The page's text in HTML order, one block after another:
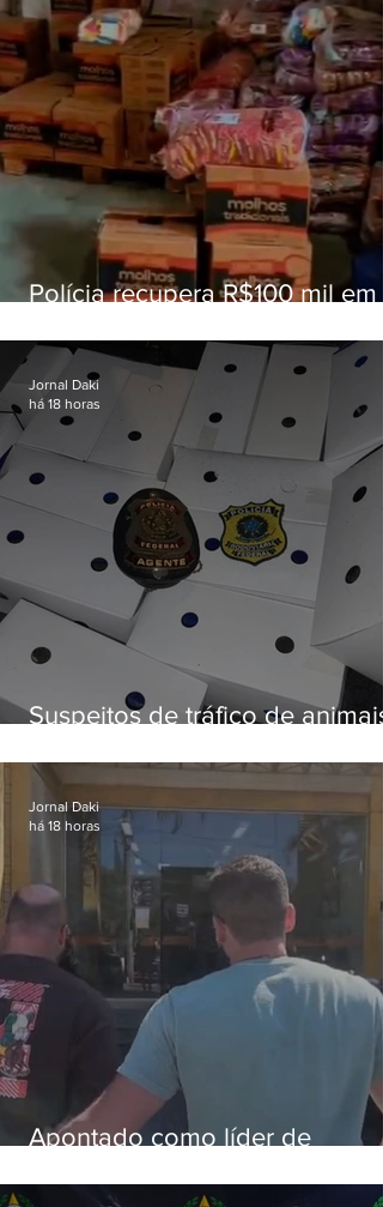
Polícia recupera R$100 mil em
Fluminense
Suspeitos de tráfico de animais
aves
Jornal Daki
há 18 horas
Apontado como líder de
aposentados é preso
Jornal Daki
há 18 horas